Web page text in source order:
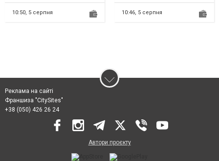
звати Осадча Крі...
10:50, 5 серпня
консультацію та супровід з...
10:46, 5 серпня
Реклама на сайті
Франшиза "CitySites"
+38 (050) 426 26 24
Автори проєкту